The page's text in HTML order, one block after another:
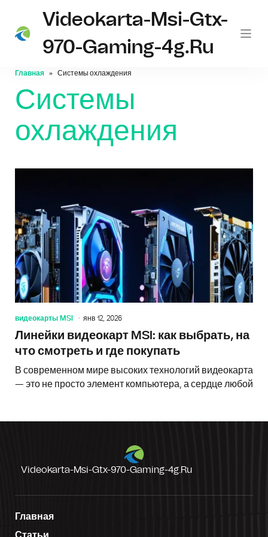
Videokarta-Msi-Gtx-
970-Gaming-4g.ru
Главная Системы охлаждения
Системы
охлаждения
видеокарты MSI янв 12, 2026
Линейки видеокарт MSI: как выбрать, на
что смотреть и где покупать
В современном мире высоких технологий видеокарта
— это не просто элемент компьютера, а сердце любой
Videokarta-Msi-Gtx-970-Gaming-4g.ru
Главная